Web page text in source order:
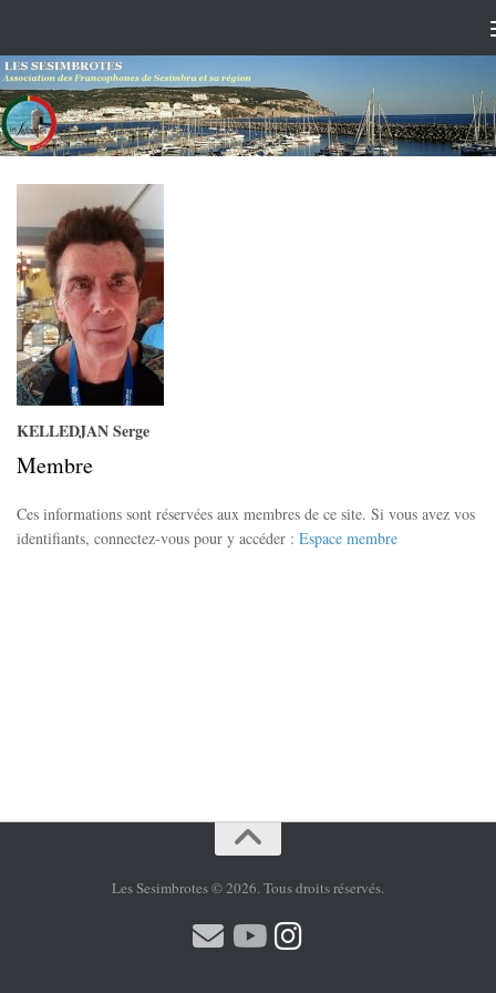
KELLEDJAN Serge
Membre
Ces informations sont réservées aux membres de ce site. Si vous avez vos
identifiants, connectez-vous pour y accéder : Espace membre
Les Sesimbrotes © 2026. Tous droits réservés.